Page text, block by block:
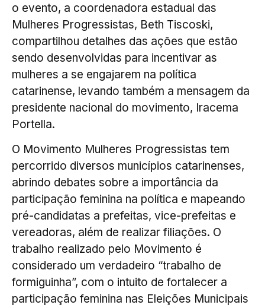
o evento, a coordenadora estadual das
Mulheres Progressistas, Beth Tiscoski,
compartilhou detalhes das ações que estão
sendo desenvolvidas para incentivar as
mulheres a se engajarem na política
catarinense, levando também a mensagem da
presidente nacional do movimento, Iracema
Portella.
O Movimento Mulheres Progressistas tem
percorrido diversos municípios catarinenses,
abrindo debates sobre a importância da
participação feminina na política e mapeando
pré-candidatas a prefeitas, vice-prefeitas e
vereadoras, além de realizar filiações. O
trabalho realizado pelo Movimento é
considerado um verdadeiro “trabalho de
formiguinha”, com o intuito de fortalecer a
participação feminina nas Eleições Municipais